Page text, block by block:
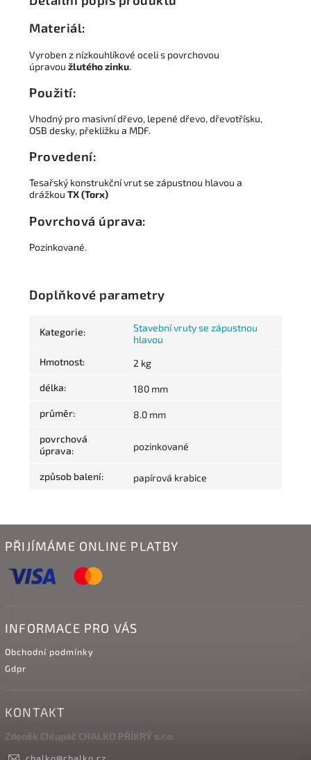
Materiál:
Vyroben z nízkouhlíkové oceli s povrchovou
úpravou žlutého zinku.
Použití:
Vhodný pro masivní dřevo, lepené dřevo, dřevotřísku,
OSB desky, překližku a MDF.
Provedení:
Tesařský konstrukční vrut se zápustnou hlavou a
drážkou TX (Torx)
Povrchová úprava:
Pozinkované.
Doplňkové parametry
Kategorie:
Stavební vruty se zápustnou
hlavou
Hmotnost: 2 kg
délka: 180 mm
průměr: 8.0 mm
povrchová
úprava: pozinkované
způsob balení: papírová krabice
PŘIJÍMÁME ONLINE PLATBY
INFORMACE PRO VÁS
Obchodní podmínky
Gdpr
KONTAKT
Zdeněk Chlupáč CHALKO PŘÍKRÝ s.r.o.